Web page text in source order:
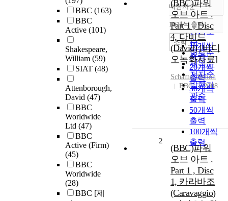
BBC (163)
BBC
Active (101)
Shakespeare,
William (59)
SIAT (48)
Attenborough,
David (47)
BBC
Worldwide
Ltd (47)
BBC
Active (Firm)
(45)
BBC
Worldwide
(28)
BBC [제
정확도
순
인기도
순
연도순
제목순
저자순
발행기
관순
내림차순
내림차순
10개씩 출력
10개씩
출력
20개씩
출력
30개씩
출력
50개씩
출력
100개씩
출력
조회
(BBC)파워
오브 아트 .
Part 1 , Disc
4, 다비드
(David) [비디
오녹화자료]
Schama, Simon
BBC
2008
2
(BBC)파워
오브 아트 .
Part 1 , Disc
1, 카라바조
(Caravaggio)